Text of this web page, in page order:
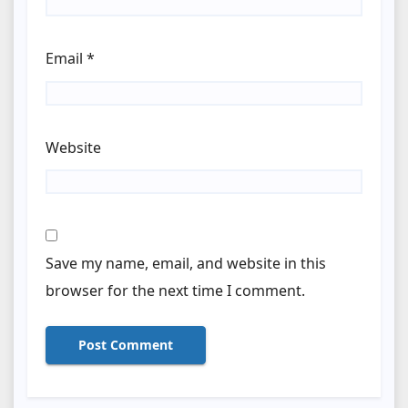
Email *
Website
Save my name, email, and website in this
browser for the next time I comment.